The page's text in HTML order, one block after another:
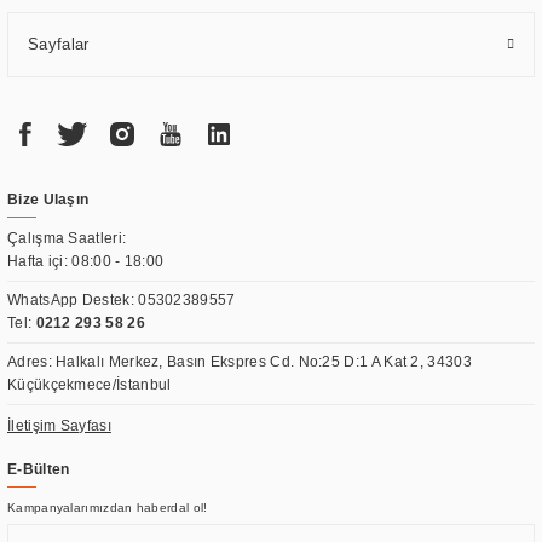
Sayfalar
Bize Ulaşın
Çalışma Saatleri:
Hafta içi: 08:00 - 18:00
WhatsApp Destek:05302389557
Tel: 0212 293 58 26
Adres: Halkalı Merkez, Basın Ekspres Cd. No:25 D:1 A Kat 2, 34303
Küçükçekmece/İstanbul
İletişim Sayfası
E-Bülten
Kampanyalarımızdan haberdal ol!